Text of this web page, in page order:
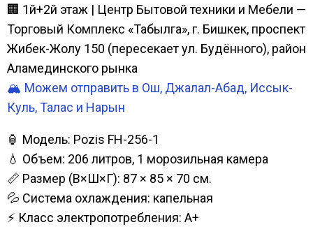
🏢 1й+2й этаж | Центр Бытовой техники и Мебели —
Торговый Комплекс «Табылга», г. Бишкек, проспект
Жибек-Жолу 150 (пересекает ул. Будённого), район
Аламединского рынка
🏔️ Можем отправить в Ош, Джалал-Абад, Иссык-
Куль, Талас и Нарын
🏮 Модель: Pozis FH-256-1
💧 Объем: 206 литров, 1 морозильная камера
📏 Размер (В×Ш×Г): 87 × 85 × 70 см.
💦 Система охлаждения: капельная
⚡ Класс электропотребления: A+